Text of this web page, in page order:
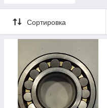
Сортировка